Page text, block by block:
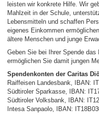
leisten wir konkrete Hilfe. Wir
Mahlzeit in der Schule,
Lebensmitteln und schaffen
eigenes Einkommen
ältere Menschen und junge
Geben Sie bei Ihrer Spende das
ermöglichen Sie damit jungen
Spendenkonten der Caritas
Raiffeisen Landesbank, IBAN:
Südtiroler Sparkasse, IBAN:
Südtiroler Volksbank, IBAN:
Intesa Sanpaolo, IBAN: